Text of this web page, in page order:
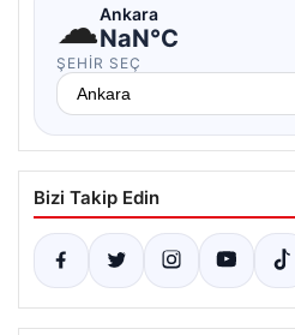
☁Ankara
NaN°C
ŞEHIR SEÇ
Bizi Takip Edin